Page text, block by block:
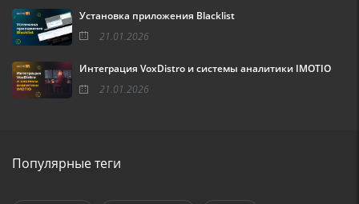
Установка приложения Blacklist
21.01.2026
Интеграция VoxDistro и системы аналитики IMOTIO
21.01.2026
Популярные теги